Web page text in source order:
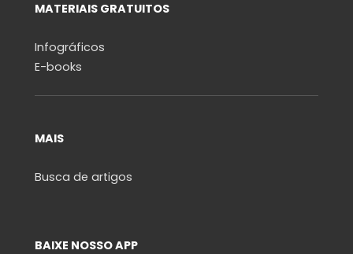
MATERIAIS GRATUITOS
Infográficos
E-books
MAIS
Busca de artigos
BAIXE NOSSO APP